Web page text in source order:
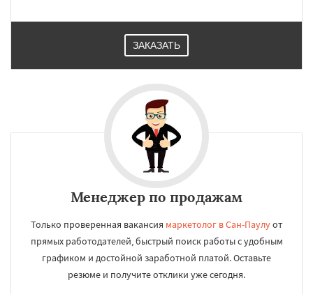
ЗАКАЗАТЬ
Менеджер по продажам
Только проверенная вакансия маркетолог в Сан-Паулуот
прямых работодателей, быстрый поиск работы с удобным
графиком и достойной заработной платой. Оставьте
резюме и получите отклики уже сегодня.